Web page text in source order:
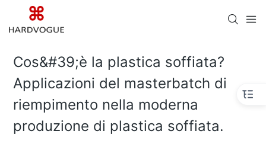
Cos&#39;è la plastica soffiata?
Applicazioni del masterbatch di
riempimento nella moderna
produzione di plastica soffiata.